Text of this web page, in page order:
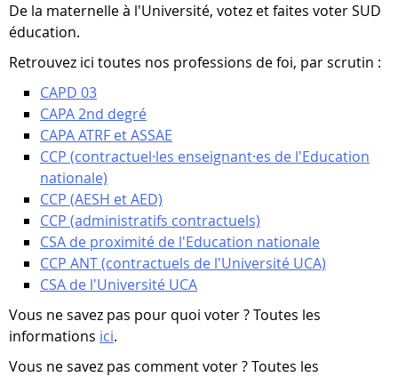
De la maternelle à l'Université, votez et faites voter SUD
éducation.
Retrouvez ici toutes nos professions de foi, par scrutin :
CAPD 03
CAPA 2nd degré
CAPA ATRF et ASSAE
CCP (contractuel·les enseignant·es de l'Education
nationale)
CCP (AESH et AED)
CCP (administratifs contractuels)
CSA de proximité de l'Education nationale
CCP ANT (contractuels de l'Université UCA)
CSA de l'Université UCA
Vous ne savez pas pour quoi voter ? Toutes les
informations ici.
Vous ne savez pas comment voter ? Toutes les